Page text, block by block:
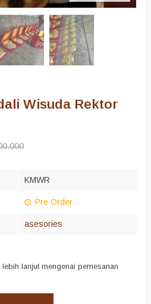
Wisuda Rektor
KMWR
Pre Order
asesories
lanjut mengenai pemesanan